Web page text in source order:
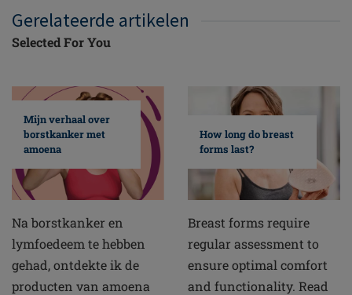
Gerelateerde artikelen
Selected For You
Mijn verhaal over
borstkanker met
amoena
Na borstkanker en
lymfoedeem te hebben
gehad, ontdekte ik de
producten van amoena
How long do breast
forms last?
Breast forms require
regular assessment to
ensure optimal comfort
and functionality. Read